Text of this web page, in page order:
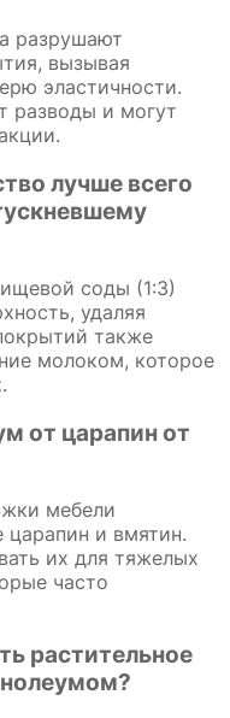
разрушают
вызывая
эластичности.
разводы и могут
лучше всего
соды (1:3)
удаляя
также
молоком, которое
от царапин от
мебели
и вмятин.
их для тяжелых
часто
растительное